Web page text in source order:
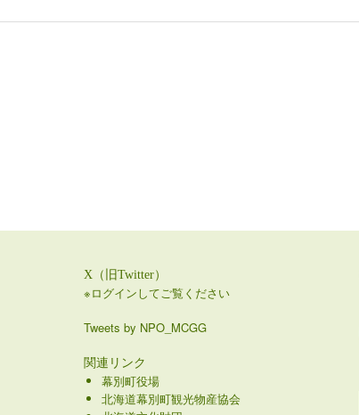
X（旧Twitter）
※ログインしてご覧ください
Tweets by NPO_MCGG
関連リンク
幕別町役場
北海道幕別町観光物産協会